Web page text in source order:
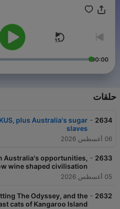
00:00
حلقات
2634
-
plus Australia's sugar
slaves
06 أغسطس 2026
2633
-
Australia's opportunities,
wine shaped civilisation
05 أغسطس 2026
2632
-
The Odyssey, and the
cats of Kangaroo Island